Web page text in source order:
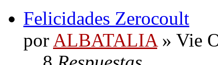
Felicidades Zerocoult
por ALBATALIA» Vie